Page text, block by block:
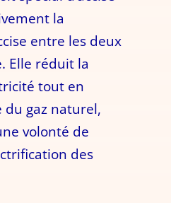
la
entre les deux
Elle réduit la
tout en
gaz naturel,
volonté de
des